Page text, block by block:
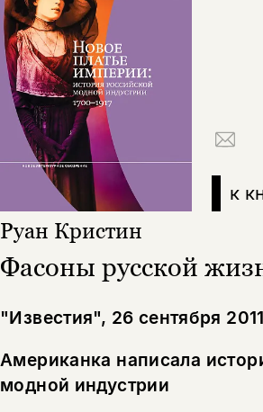
Руан Кристин
Фасоны русской
к
"Известия", 26 сентября 2011
Американка написала
модной индустрии